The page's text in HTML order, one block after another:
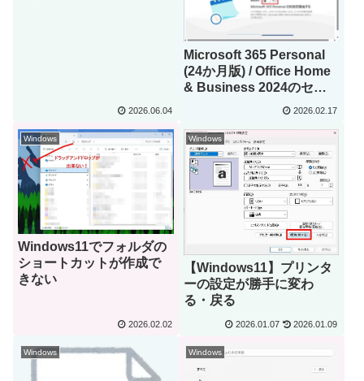
2026.06.04
Microsoft 365 Personal
(24か月版) / Office Home
& Business 2024のセッ
2026.02.17
Windows
Windows11でフォルダの
ショートカットが作成で
きない
2026.02.02
Windows
【Windows11】プリンタ
ーの設定が勝手に変わ
る・戻る
2026.01.07 2026.01.09
Windows Windows